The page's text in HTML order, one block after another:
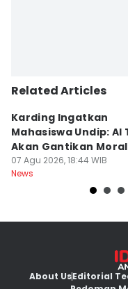
Related Articles
Karding Ingatkan
Mahasiswa Undip: AI
Akan Gantikan Moral
07 Agu 2026, 18:44 WIB
News
About UsEditorial